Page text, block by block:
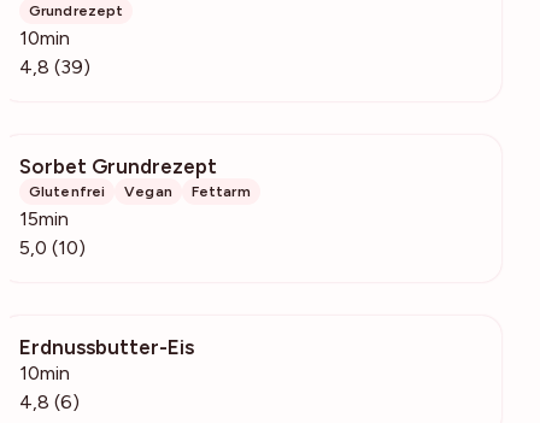
Grundrezept
10min
4,8 (39)
Sorbet Grundrezept
Glutenfrei Vegan Fettarm
15min
5,0 (10)
Erdnussbutter-Eis
10min
4,8 (6)